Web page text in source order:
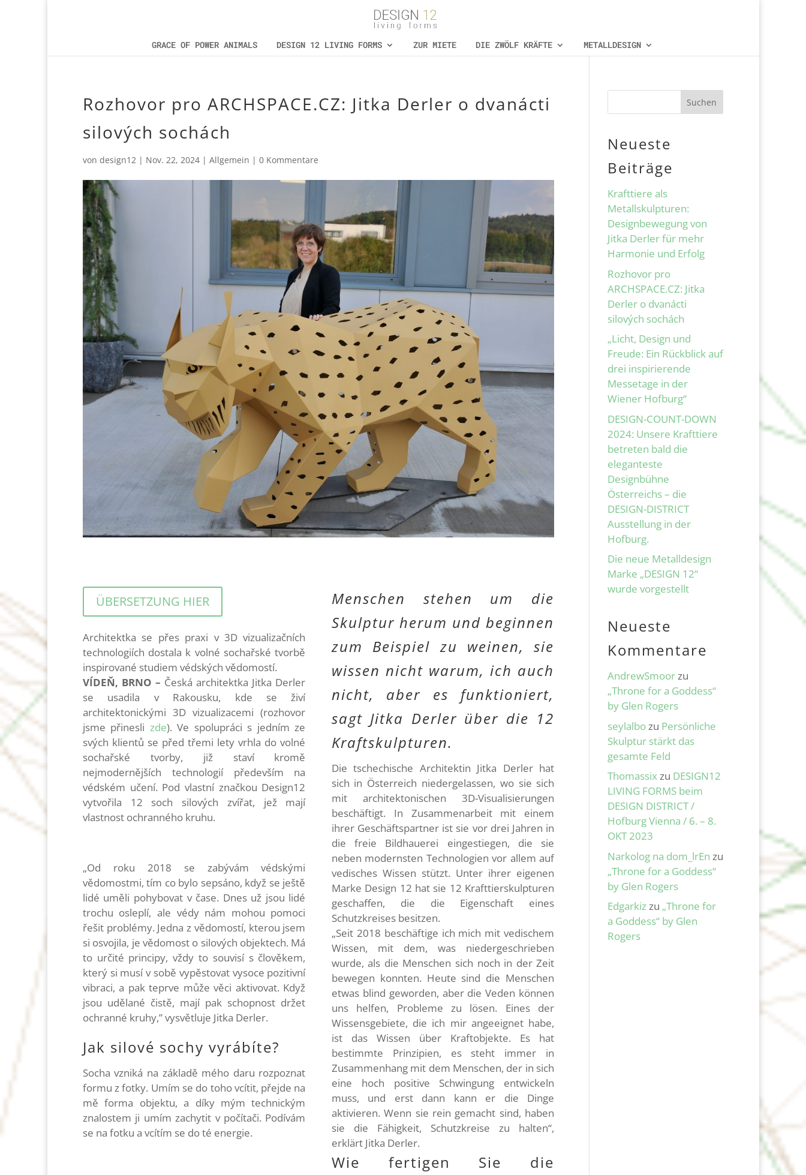
GRACE OF POWER ANIMALS DESIGN 12 LIVING FORMS ZUR MIETE DIE ZWÖLF KRÄFTE METALLDESIGN
Rozhovor pro ARCHSPACE.CZ: Jitka Derler o dvanácti
silových sochách
von design12| Nov. 22, 2024| Allgemein | 0 Kommentare
ÜBERSETZUNG HIER
Architektka se přes praxi v 3D vizualizačních
technologiích dostala k volné sochařské tvorbě
inspirované studiem védských vědomostí.
VÍDEŇ, BRNO – Česká architektka Jitka Derler
se usadila v Rakousku, kde se živí
architektonickými 3D vizualizacemi (rozhovor
jsme přinesli zde). Ve spolupráci s jedním ze
svých klientů se před třemi lety vrhla do volné
sochařské tvorby, již staví kromě
nejmodernějších technologií především na
védském učení. Pod vlastní značkou Design12
vytvořila 12 soch silových zvířat, jež mají
vlastnost ochranného kruhu.
„Od roku 2018 se zabývám védskými
vědomostmi,tím co bylo sepsáno, když se ještě
lidé uměli pohybovat v čase. Dnes už jsou lidé
trochu osleplí, ale védy nám mohou pomoci
řešit problémy. Jedna z vědomostí, kterou jsem
si osvojila, je vědomost o silových objektech. Má
to určité principy, vždy to souvisí s člověkem,
který si musí v sobě vypěstovat vysoce pozitivní
vibraci, a pak teprve může věci aktivovat. Když
jsou udělané čistě, mají pak schopnost držet
ochranné kruhy,” vysvětluje Jitka Derler.
Jak silové sochy vyrábíte?
Socha vzniká na základě mého daru rozpoznat
formu z fotky. Umím se do toho vcítit, přejde na
mě forma objektu, a díky mým technickým
znalostem ji umím zachytit v počítači. Podívám
se na fotku a vcítím se do té energie.
Menschen stehen um die
Skulptur herum und beginnen
zum Beispiel zu weinen, sie
wissen nicht warum, ich auch
nicht, aber es funktioniert,
sagt Jitka Derler über die 12
Kraftskulpturen.
Die tschechische Architektin Jitka Derler hat
sich in Österreich niedergelassen, wo sie sich
mit architektonischen 3D-Visualisierungen
beschäftigt. In Zusammenarbeit mit einem
ihrer Geschäftspartner ist sie vor drei Jahren in
die freie Bildhauerei eingestiegen, die sie
neben modernsten Technologien vor allem auf
vedisches Wissen stützt. Unter ihrer eigenen
Marke Design 12 hat sie 12 Krafttierskulpturen
geschaffen, die die Eigenschaft eines
Schutzkreises besitzen.
„Seit 2018 beschäftige ich mich mit vedischem
Wissen, mit dem, was niedergeschrieben
wurde, als die Menschen sich noch in der Zeit
bewegen konnten. Heute sind die Menschen
etwas blind geworden, aber die Veden können
uns helfen, Probleme zu lösen. Eines der
Wissensgebiete, die ich mir angeeignet habe,
ist das Wissen über Kraftobjekte. Es hat
bestimmte Prinzipien, es steht immer in
Zusammenhang mit dem Menschen, der in sich
eine hoch positive Schwingung entwickeln
muss, und erst dann kann er die Dinge
aktivieren. Wenn sie rein gemacht sind, haben
sie die Fähigkeit, Schutzkreise zu halten“,
erklärt Jitka Derler.
Wie fertigen Sie die
Suchen
Neueste
Beiträge
Krafttiere als
Metallskulpturen:
Designbewegung von
Jitka Derler für mehr
Harmonie und Erfolg
Rozhovor pro
ARCHSPACE.CZ: Jitka
Derler o dvanácti
silových sochách
„Licht, Design und
Freude: Ein Rückblick auf
drei inspirierende
Messetage in der
Wiener Hofburg“
DESIGN-COUNT-DOWN
2024: Unsere Krafttiere
betreten bald die
eleganteste
Designbühne
Österreichs – die
DESIGN-DISTRICT
Ausstellung in der
Hofburg.
Die neue Metalldesign
Marke „DESIGN 12“
wurde vorgestellt
Neueste
Kommentare
AndrewSmoorzu
„Throne for a Goddess“
by Glen Rogers
seylalbo zu Persönliche
Skulptur stärkt das
gesamte Feld
Thomassixzu DESIGN12
LIVING FORMS beim
DESIGN DISTRICT /
Hofburg Vienna / 6. – 8.
OKT 2023
Narkolog na dom_lrEn zu
„Throne for a Goddess“
by Glen Rogers
Edgarkizzu „Throne for
a Goddess“ by Glen
Rogers